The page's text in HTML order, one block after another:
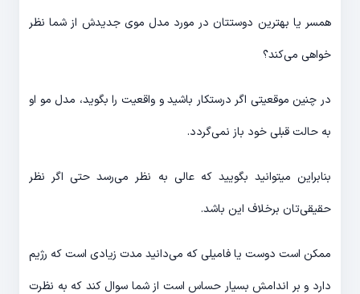
همسر یا بهترین دوستتان در مورد مدل موی جدیدش از شما نظر
خواهی می‌کند؟
در چنین موقعیتی اگر درستکار باشید و واقعیت را بگوید، مدل مو او
به حالت قبلی خود باز نمی‌گردد.
بنابراین میتوانید بگویید که عالی به نظر می‌رسد حتی اگر نظر
حقیقی‌تان برخلاف این باشد.
ممکن است دوست یا فامیلی که می‌دانید مدت زیادی است که رژیم
دارد و بر اندامش بسیار حساس است از شما سوال کند که به نظرت